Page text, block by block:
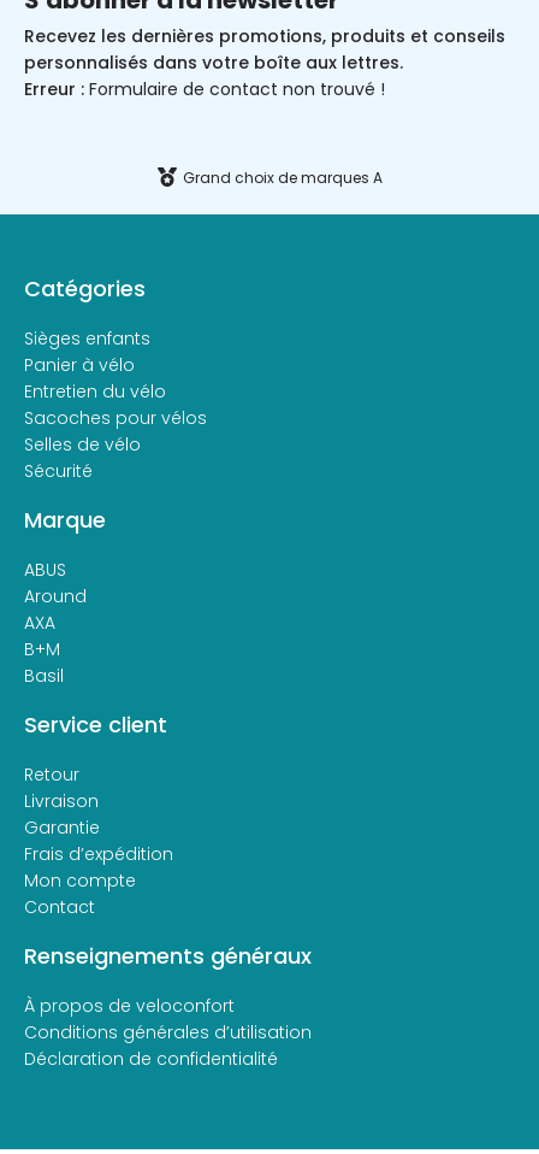
Recevez les dernières promotions, produits et conseils
personnalisés dans votre boîte aux lettres.
Erreur : Formulaire de contact non trouvé !
Grand choix de marques A
Catégories
Sièges enfants
Panier à vélo
Entretien du vélo
Sacoches pour vélos
Selles de vélo
Sécurité
Marque
ABUS
Around
AXA
B+M
Basil
Service client
Retour
Livraison
Garantie
Frais d’expédition
Mon compte
Contact
Renseignements généraux
À propos de veloconfort
Conditions générales d’utilisation
Déclaration de confidentialité